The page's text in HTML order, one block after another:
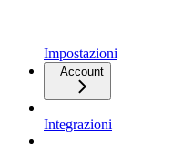
Impostazioni
Account
Integrazioni